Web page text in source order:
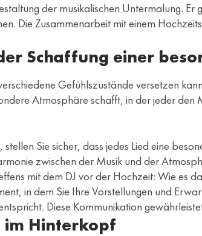
der musikalischen Untermalung.
Die Zusammenarbeit mit einem
Schaffung einer
Gefühlszustände versetzen
Atmosphäre schafft, in der jeder den
Sie sicher, dass jedes Lied eine
zwischen der Musik und der
mit dem DJ vor der Hochzeit: Wie es
in dem Sie Ihre Vorstellungen und
Diese Kommunikation
im Hinterkopf